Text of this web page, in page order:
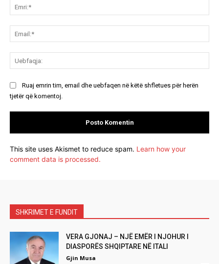
Ruaj emrin tim, email dhe uebfaqen në këtë shfletues për herën
tjetër që komentoj.
This site uses Akismet to reduce spam. Learn how your
comment data is processed.
SHKRIMET E FUNDIT
VERA GJONAJ – NJË EMËR I NJOHUR I
DIASPORËS SHQIPTARE NË ITALI
Gjin Musa